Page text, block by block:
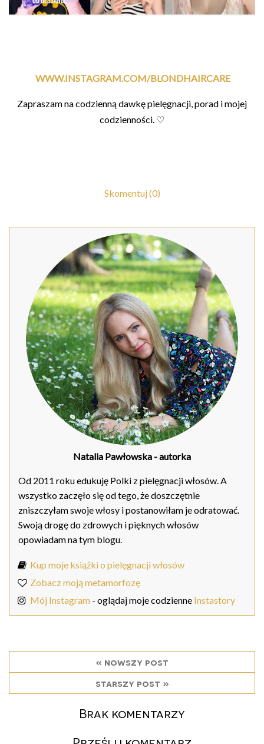
WWW.INSTAGRAM.COM/BLONDHAIRCARE
Zapraszam na codzienną dawkę pielęgnacji, porad i mojej
codzienności. ♡
Skomentuj (0)
Natalia Pawłowska - autorka
Od 2011 roku edukuję Polki z pielęgnacji włosów. A
wszystko zaczęło się od tego, że doszczętnie
zniszczyłam swoje włosy i postanowiłam je odratować.
Swoją drogę do zdrowych i pięknych włosów
opowiadam na tym blogu.
Kup moje książki o pielęgnacji włosów
Zobacz moją metamorfozę
Mój Instagram - oglądaj moje codzienne Instastory
« nowszy post
starszy post »
Brak komentarzy